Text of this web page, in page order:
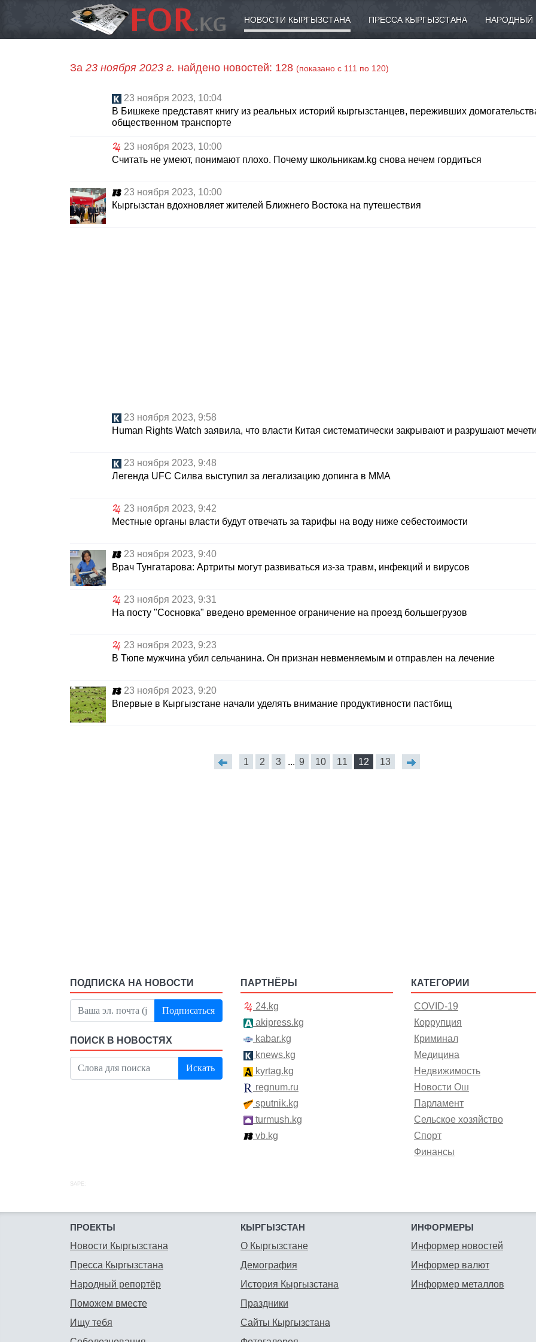
НОВОСТИ КЫРГЫЗСТАНА ПРЕССА КЫРГЫЗСТАНА НАРОДНЫЙ
За 23 ноября 2023 г. найдено новостей: 128 (показано с 111 по 120)
23 ноября 2023, 10:04
В Бишкеке представят книгу из реальных историй кыргызстанцев, переживших
общественном транспорте
23 ноября 2023, 10:00
Считать не умеют, понимают плохо. Почему школьникам.kg снова нечем гордиться
23 ноября 2023, 10:00
Кыргызстан вдохновляет жителей Ближнего Востока на путешествия
23 ноября 2023, 9:58
Human Rights Watch заявила, что власти Китая систематически закрывают и разрушают
23 ноября 2023, 9:48
Легенда UFC Силва выступил за легализацию допинга в ММА
23 ноября 2023, 9:42
Местные органы власти будут отвечать за тарифы на воду ниже себестоимости
23 ноября 2023, 9:40
Врач Тунгатарова: Артриты могут развиваться из-за травм, инфекций и вирусов
23 ноября 2023, 9:31
На посту "Сосновка" введено временное ограничение на проезд большегрузов
23 ноября 2023, 9:23
В Тюпе мужчина убил сельчанина. Он признан невменяемым и отправлен на лечение
23 ноября 2023, 9:20
Впервые в Кыргызстане начали уделять внимание продуктивности пастбищ
1 2 3 ... 9 10 11 12 13
ПОДПИСКА НА НОВОСТИ
Подписаться
ПОИСК В НОВОСТЯХ
Искать
ПАРТНЁРЫ
24.kg
akipress.kg
kabar.kg
knews.kg
kyrtag.kg
regnum.ru
sputnik.kg
turmush.kg
vb.kg
КАТЕГОРИИ
COVID-19
Коррупция
Криминал
Медицина
Недвижимость
Новости Ош
Парламент
Сельское хозяйство
Спорт
Финансы
SAPE:
ПРОЕКТЫ
Новости Кыргызстана
Пресса Кыргызстана
Народный репортёр
Поможем вместе
Ищу тебя
КЫРГЫЗСТАН
О Кыргызстане
Демография
История Кыргызстана
Праздники
Сайты Кыргызстана
ИНФОРМЕРЫ
Информер новостей
Информер валют
Информер металлов